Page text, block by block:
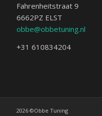
Fahrenheitstraat 9
6662PZ ELST
obbe@obbetuning.nl
+31 610834204
2026 ©Obbe Tuning